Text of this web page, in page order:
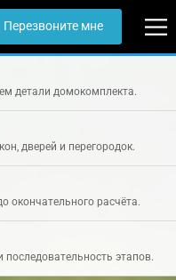
Перезвоните мне
детали домокомплекта.
дверей и перегородок.
окончательного расчёта.
этапов.